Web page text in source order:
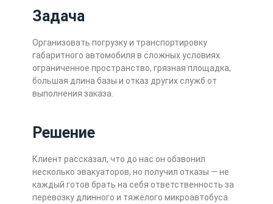
Задача
Организовать погрузку и транспортировку
габаритного автомобиля в сложных условиях:
ограниченное пространство, грязная площадка,
большая длина базы и отказ других служб от
выполнения заказа.
Решение
Клиент рассказал, что до нас он обзвонил
несколько эвакуаторов, но получил отказы — не
каждый готов брать на себя ответственность за
перевозку длинного и тяжёлого микроавтобуса.